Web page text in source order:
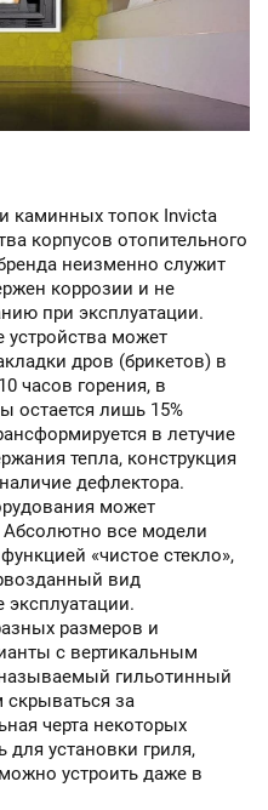
каминных топок Invicta
корпусов отопительного
неизменно служит
коррозии и не
при эксплуатации.
устройства может
дров (брикетов) в
часов горения, в
остается лишь 15%
в летучие
тепла, конструкция
дефлектора.
может
все модели
«чистое стекло»,
вид
эксплуатации.
размеров и
с вертикальным
гильотинный
скрываться за
черта некоторых
установки гриля,
устроить даже в